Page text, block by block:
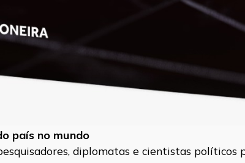
país no mundo
diplomatas e cientistas políticos